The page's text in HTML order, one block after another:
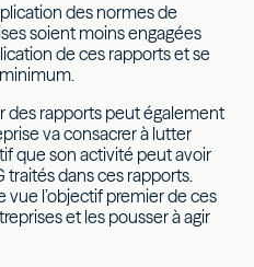
des normes de
soient moins engagées
de ces rapports et se
des rapports peut également
va consacrer à lutter
que son activité peut avoir
traités dans ces rapports.
vue l’objectif premier de ces
et les pousser à agir